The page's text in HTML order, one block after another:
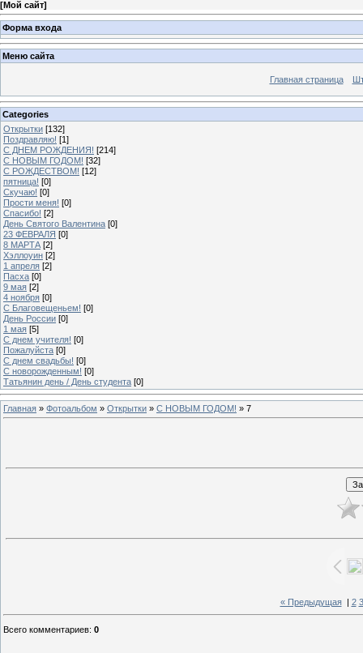
[Мой сайт]
Форма входа
Меню сайта
Главная страница
Categories
Открытки [132]
Поздравляю! [1]
С ДНЕМ РОЖДЕНИЯ! [214]
С НОВЫМ ГОДОМ! [32]
С РОЖДЕСТВОМ! [12]
пятница! [0]
Скучаю! [0]
Прости меня! [0]
Спасибо! [2]
День Святого Валентина [0]
23 ФЕВРАЛЯ [0]
8 МАРТА [2]
Хэллоуин [2]
1 апреля [2]
Пасха [0]
9 мая [2]
4 ноября [0]
C Благовещеньем! [0]
День России [0]
1 мая [5]
С днем учителя! [0]
Пожалуйста [0]
С днем свадьбы! [0]
C новорожденным! [0]
Татьянин день / День студента [0]
Главная » Фотоальбом » Открытки » С НОВЫМ ГОДОМ! » 7
« Предыдущая| 2 3
Всего комментариев: 0